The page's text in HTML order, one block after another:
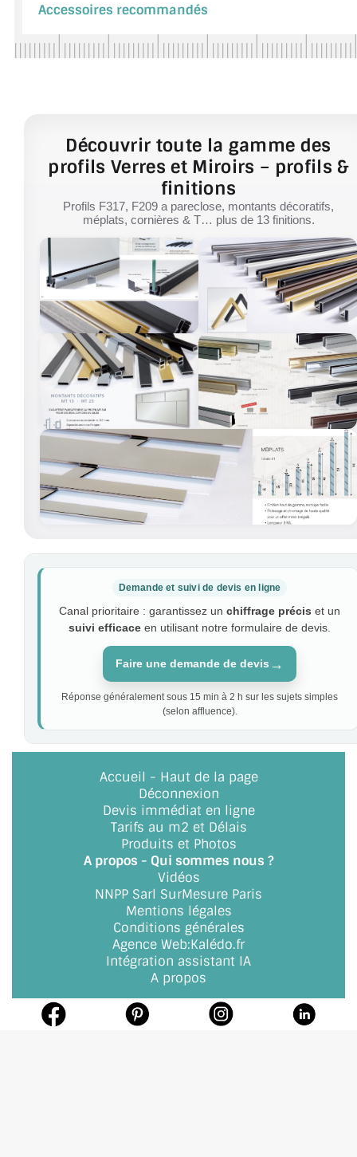
Accessoires recommandés
Découvrir toute la gamme des
profils Verres et Miroirs – profils &
finitions
Profils F317, F209 a pareclose, montants décoratifs,
méplats, cornières & T… plus de 13 finitions.
Demande et suivi de devis en ligne
Canal prioritaire : garantissez un chiffrage précis et un
suivi efficace en utilisant notre formulaire de devis.
Faire une demande de devis →
Réponse généralement sous 15 min à 2 h sur les sujets simples
(selon affluence).
Accueil - Haut de la page
Déconnexion
Devis immédiat en ligne
Tarifs au m2 et Délais
Produits et Photos
A propos - Qui sommes nous ?
Vidéos
NNPP Sarl SurMesure Paris
Mentions légales
Conditions générales
Agence Web:Kalédo.fr
Intégration assistant IA
A propos